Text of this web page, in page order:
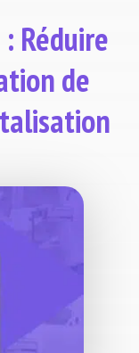
Réduire
de